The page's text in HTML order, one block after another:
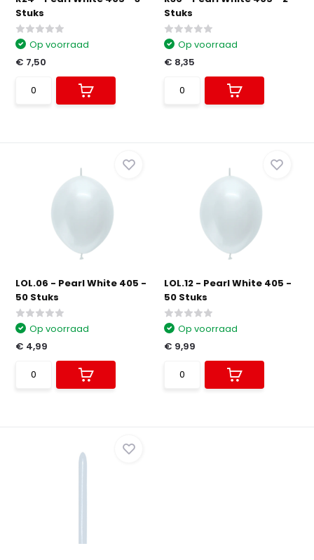
Stuks
Op voorraad
€ 7,50
Stuks
Op voorraad
€ 8,35
LOL.06 - Pearl White 405 -
50 Stuks
Op voorraad
€ 4,99
LOL.12 - Pearl White 405 -
50 Stuks
Op voorraad
€ 9,99